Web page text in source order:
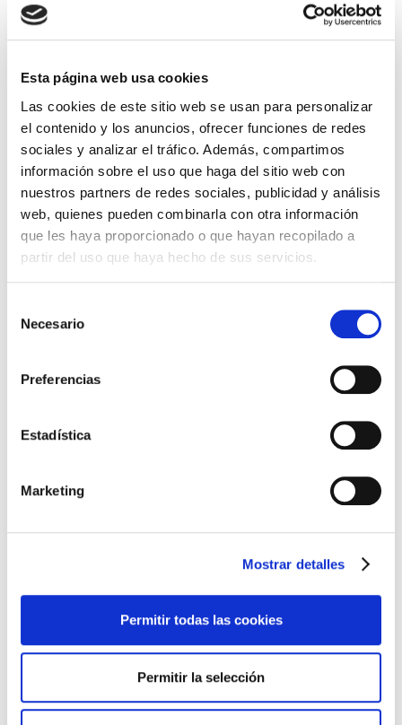
Esta página web usa cookies
Las cookies de este sitio web se usan para personalizar
el contenido y los anuncios, ofrecer funciones de redes
sociales y analizar el tráfico. Además, compartimos
información sobre el uso que haga del sitio web con
nuestros partners de redes sociales, publicidad y análisis
web, quienes pueden combinarla con otra información
que les haya proporcionado o que hayan recopilado a
partir del uso que haya hecho de sus servicios.
Necesario
Preferencias
Estadística
Marketing
Mostrar detalles
Permitir todas las cookies
Permitir la selección
OPTOEL 2025 Terrassa 2-4 Julio
OPTOEL 2025. Terrassa 2-4 de Julio
congreso
AOTEC 2025. Madrid 19 y 20 de Junio
Noticias y Eventos
congreso,feria